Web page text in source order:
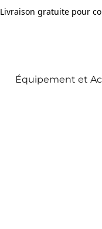
Livraison gratuite pour
Équipement et